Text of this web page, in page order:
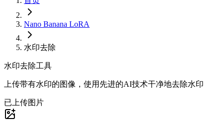
Nano Banana LoRA
水印去除
水印去除工具
上传带有水印的图像，使用先进的AI技术干净地去除水印
已上传图片